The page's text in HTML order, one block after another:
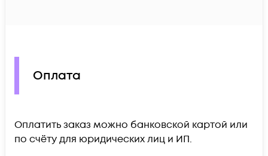
Оплата
Оплатить заказ можно банковской картой или
по счёту для юридических лиц и ИП.